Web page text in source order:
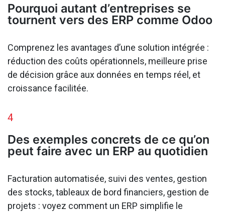
Pourquoi autant d’entreprises se
tournent vers des ERP comme Odoo
Comprenez les avantages d’une solution intégrée :
réduction des coûts opérationnels, meilleure prise
de décision grâce aux données en temps réel, et
croissance facilitée.
4
Des exemples concrets de ce qu’on
peut faire avec un ERP au quotidien
Facturation automatisée, suivi des ventes, gestion
des stocks, tableaux de bord financiers, gestion de
projets : voyez comment un ERP simplifie le